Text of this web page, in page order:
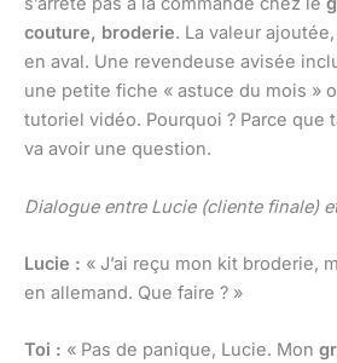
couture, broderie. La valeur
en aval. Une revendeuse avisée
une petite fiche « astuce du mois »
tutoriel vidéo. Pourquoi ? Parce que
va avoir une question.
Dialogue entre Lucie (cliente finale)
Lucie : « J’ai reçu mon kit broderie,
en allemand. Que faire ? »
Toi : « Pas de panique, Lucie. Mon